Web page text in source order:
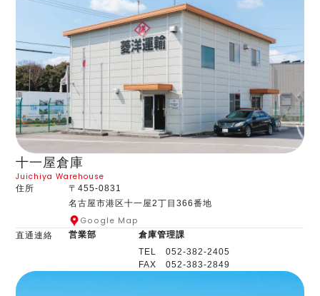
十一屋倉庫
Juichiya Warehouse
住所
〒455-0831
名古屋市港区十一屋2丁目366番地
Google Map
直通連絡 営業部
倉庫管理課
TEL 052-382-2405
FAX 052-383-2849